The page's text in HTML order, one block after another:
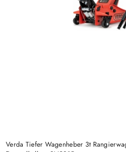
Verda Tiefer Wagenheber 3t